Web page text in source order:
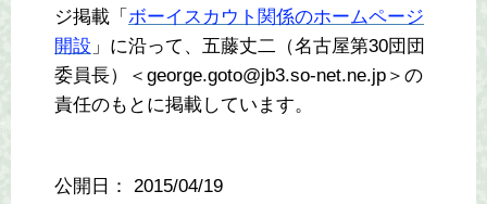
ジ掲載「 ボーイスカウト関係のホームページ
開設 」に沿って、五藤丈二（名古屋第30団団
委員長）＜george.goto@jb3.so-net.ne.jp＞の
責任のもとに掲載しています。
公開日： 2015/04/19